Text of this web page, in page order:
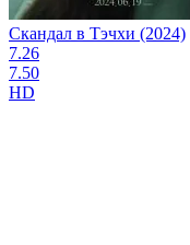
Скандал в Тэчхи (2024)
7.26
7.50
HD